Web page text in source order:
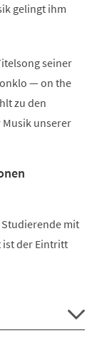
gelingt ihm
seiner
— on the
zu den
unserer
Studierende mit
der Eintritt